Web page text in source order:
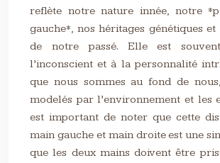
reflète notre nature innée, notre
gauche*, nos héritages génétiques et
de notre passé. Elle est
l’inconscient et à la personnalité
que nous sommes au fond de
modelés par l’environnement et les
est important de noter que cette
main gauche et main droite est une
que les deux mains doivent être